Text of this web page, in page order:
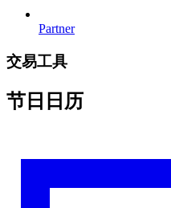
Partner
交易工具
节日日历